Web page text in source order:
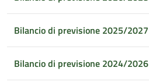
Bilancio di previsione 2025/2027
Bilancio di previsione 2024/2026